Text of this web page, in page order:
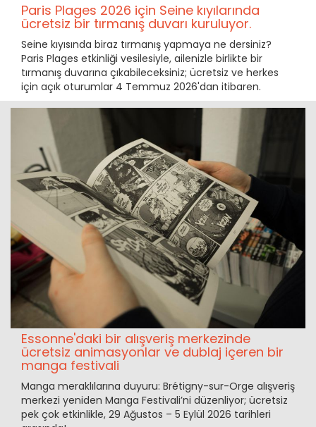
Paris Plages 2026 için Seine kıyılarında
ücretsiz bir tırmanış duvarı kuruluyor.
Seine kıyısında biraz tırmanış yapmaya ne dersiniz?
Paris Plages etkinliği vesilesiyle, ailenizle birlikte bir
tırmanış duvarına çıkabileceksiniz; ücretsiz ve herkes
için açık oturumlar 4 Temmuz 2026'dan itibaren.
Essonne'daki bir alışveriş merkezinde
ücretsiz animasyonlar ve dublaj içeren bir
manga festivali
Manga meraklılarına duyuru: Brétigny-sur-Orge alışveriş
merkezi yeniden Manga Festivali’ni düzenliyor; ücretsiz
pek çok etkinlikle, 29 Ağustos – 5 Eylül 2026 tarihleri